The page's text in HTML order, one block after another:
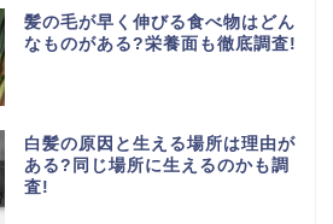
髪の毛が早く伸びる食べ物はどん
なものがある?栄養面も徹底調査!
白髪の原因と生える場所は理由が
ある?同じ場所に生えるのかも調
査!